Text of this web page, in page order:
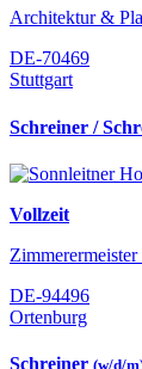
Architektur &
DE-70469
Stuttgart
Schreiner /
Vollzeit
DE-94496
Ortenburg
Schreiner (w/d/